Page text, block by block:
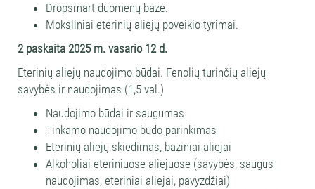
Dropsmart duomenų bazė.
Moksliniai eterinių aliejų poveikio tyrimai.
2 paskaita 2025 m. vasario 12 d.
Eterinių aliejų naudojimo būdai. Fenolių turinčių aliejų
savybės ir naudojimas (1,5 val.)
Naudojimo būdai ir saugumas
Tinkamo naudojimo būdo parinkimas
Eterinių aliejų skiedimas, baziniai aliejai
Alkoholiai eteriniuose aliejuose (savybės, saugus
naudojimas, eteriniai aliejai, pavyzdžiai)